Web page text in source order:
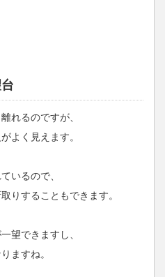
れるのですが、
よく見えます。
いるので、
りすることもできます。
望できますし、
ますね。